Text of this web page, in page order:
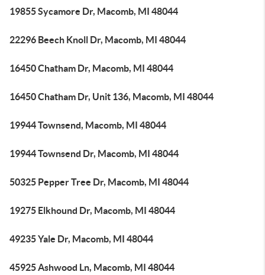
19855 Sycamore Dr, Macomb, MI 48044
22296 Beech Knoll Dr, Macomb, MI 48044
16450 Chatham Dr, Macomb, MI 48044
16450 Chatham Dr, Unit 136, Macomb, MI 48044
19944 Townsend, Macomb, MI 48044
19944 Townsend Dr, Macomb, MI 48044
50325 Pepper Tree Dr, Macomb, MI 48044
19275 Elkhound Dr, Macomb, MI 48044
49235 Yale Dr, Macomb, MI 48044
45925 Ashwood Ln, Macomb, MI 48044